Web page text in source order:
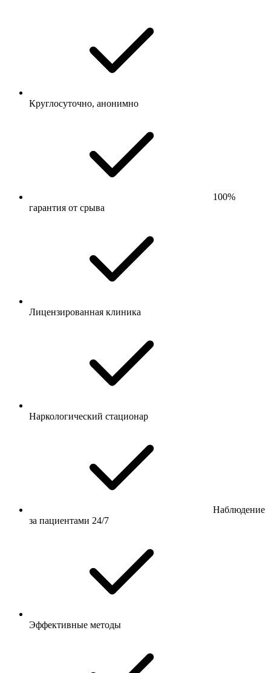
Круглосуточно, анонимно
100%
гарантия от срыва
Лицензированная клиника
Наркологический стационар
Наблюдение
за пациентами 24/7
Эффективные методы